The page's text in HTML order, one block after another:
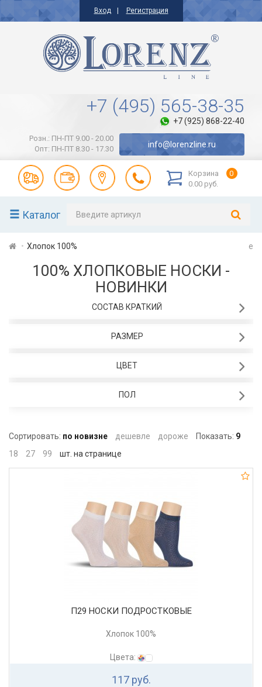
Вход Регистрация
+7 (495) 565-38-35
+7 (925) 868-22-40
Розн.: ПН-ПТ 9.00 - 20.00
Опт: ПН-ПТ 8.30 - 17.30
info@lorenzline.ru
Корзина
0
0.00 руб.
Каталог
Хлопок 100% e
100% ХЛОПКОВЫЕ НОСКИ -
НОВИНКИ
СОСТАВ КРАТКИЙ
РАЗМЕР
ЦВЕТ
ПОЛ
Сортировать: по новизне дешевле дороже Показать: 9
18
27 99 шт. на странице
П29 НОСКИ ПОДРОСТКОВЫЕ
Хлопок 100%
Цвета:
117 руб.